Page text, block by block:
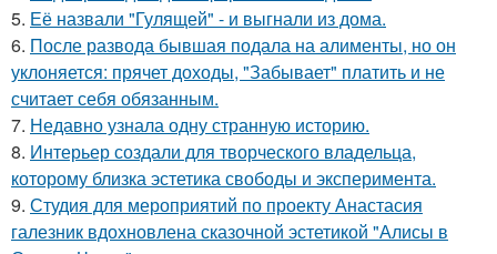
5. Её назвали "Гулящей" - и выгнали из дома.
6. После развода бывшая подала на алименты, но он
уклоняется: прячет доходы, "Забывает" платить и не
считает себя обязанным.
7. Недавно узнала одну странную историю.
8. Интерьер создали для творческого владельца,
которому близка эстетика свободы и эксперимента.
9. Студия для мероприятий по проекту Анастасия
галезник вдохновлена сказочной эстетикой "Алисы в